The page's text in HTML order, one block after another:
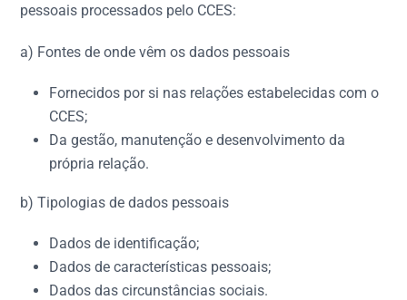
pessoais processados pelo CCES:
a) Fontes de onde vêm os dados pessoais
Fornecidos por si nas relações estabelecidas com o
CCES;
Da gestão, manutenção e desenvolvimento da
própria relação.
b) Tipologias de dados pessoais
Dados de identificação;
Dados de características pessoais;
Dados das circunstâncias sociais.